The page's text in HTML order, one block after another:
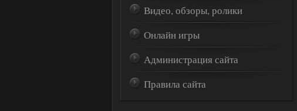
Видео, обзоры, ролики
Онлайн игры
Администрация сайта
Правила сайта